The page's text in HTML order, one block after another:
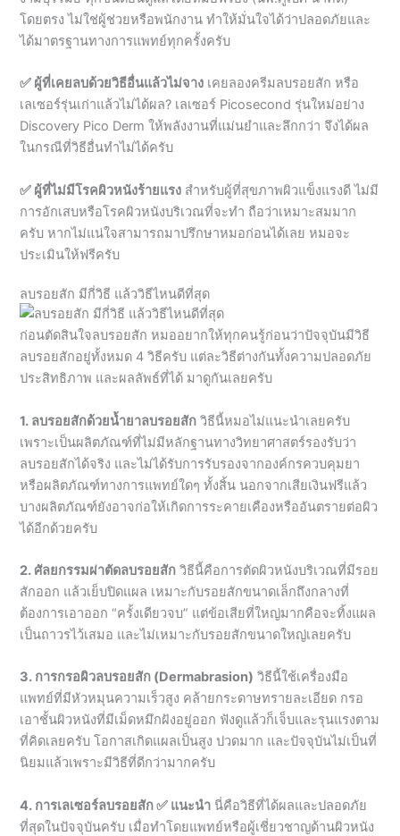
✅ ผู้ที่เคยลบด้วยวิธีอื่นแล้วไม่จาง เคยลองครีมลบรอยสัก หรือ
เลเซอร์รุ่นเก่าแล้วไม่ได้ผล? เลเซอร์ Picosecond รุ่นใหม่อย่าง
ในกรณีที่วิธีอื่นทำไม่ได้ครับ
✅ ผู้ที่ไม่มีโรคผิวหนังร้ายแรงสำหรับผู้ที่สุขภาพผิวแข็งแรงดี ไม่มี
การอักเสบหรือโรคผิวหนังบริเวณที่จะทำ ถือว่าเหมาะสมมาก
ประเมินให้ฟรีครับ
ลบรอยสัก มีกี่วิธี แล้ววิธีไหนดีที่สุด
ลบรอยสักอยู่ทั้งหมด 4 วิธีครับ แต่ละวิธีต่างกันทั้งความปลอดภัย
ประสิทธิภาพ และผลลัพธ์ที่ได้ มาดูกันเลยครับ
1. ลบรอยสักด้วยน้ำยาลบรอยสักวิธีนี้หมอไม่แนะนำเลยครับ
เพราะเป็นผลิตภัณฑ์ที่ไม่มีหลักฐานทางวิทยาศาสตร์รองรับว่า
หรือผลิตภัณฑ์ทางการแพทย์ใดๆ ทั้งสิ้น นอกจากเสียเงินฟรีแล้ว
บางผลิตภัณฑ์ยังอาจก่อให้เกิดการระคายเคืองหรืออันตรายต่อผิว
ได้อีกด้วยครับ
2. ศัลยกรรมผ่าตัดลบรอยสักวิธีนี้คือการตัดผิวหนังบริเวณที่มีรอย
สักออก แล้วเย็บปิดแผล เหมาะกับรอยสักขนาดเล็กถึงกลางที่
เป็นถาวรไว้เสมอ และไม่เหมาะกับรอยสักขนาดใหญ่เลยครับ
3. การกรอผิวลบรอยสัก (Dermabrasion)วิธีนี้ใช้เครื่องมือ
แพทย์ที่มีหัวหมุนความเร็วสูง คล้ายกระดาษทรายละเอียด กรอ
ที่คิดเลยครับ โอกาสเกิดแผลเป็นสูง ปวดมาก และปัจจุบันไม่เป็นที่
นิยมแล้วเพราะมีวิธีที่ดีกว่ามากครับ
4. การเลเซอร์ลบรอยสัก ✅ แนะนำนี่คือวิธีที่ได้ผลและปลอดภัย
ที่สุดในปัจจุบันครับ เมื่อทำโดยแพทย์หรือผู้เชี่ยวชาญด้านผิวหนัง
โอกาสทิ้งแผลเป็นต่ำมากเมื่อดูแลตัวเองถูกต้องครับ